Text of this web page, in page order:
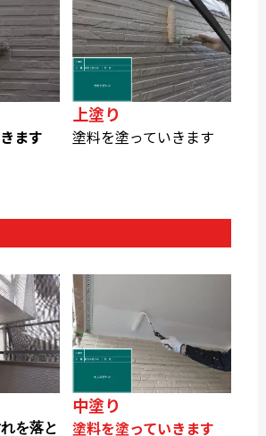
ます
上塗り
塗料を塗っていきます
を落と
中塗り
塗料を塗っていきます